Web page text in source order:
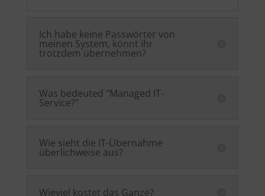
Ich habe keine Passwörter von
meinen System, könnt ihr
trotzdem übernehmen?
Was bedeuted "Managed IT-
Service?"
Wie sieht die IT-Übernahme
überlichweise aus?
Wieviel kostet das Ganze?